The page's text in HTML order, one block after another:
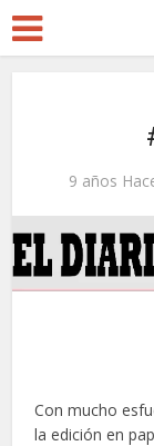
9 años
Con mucho
la edición en